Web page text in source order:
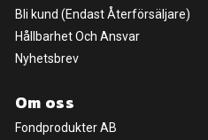
Bli kund (Endast Återförsäljare)
Hållbarhet Och Ansvar
Nyhetsbrev
Om oss
Fondprodukter AB